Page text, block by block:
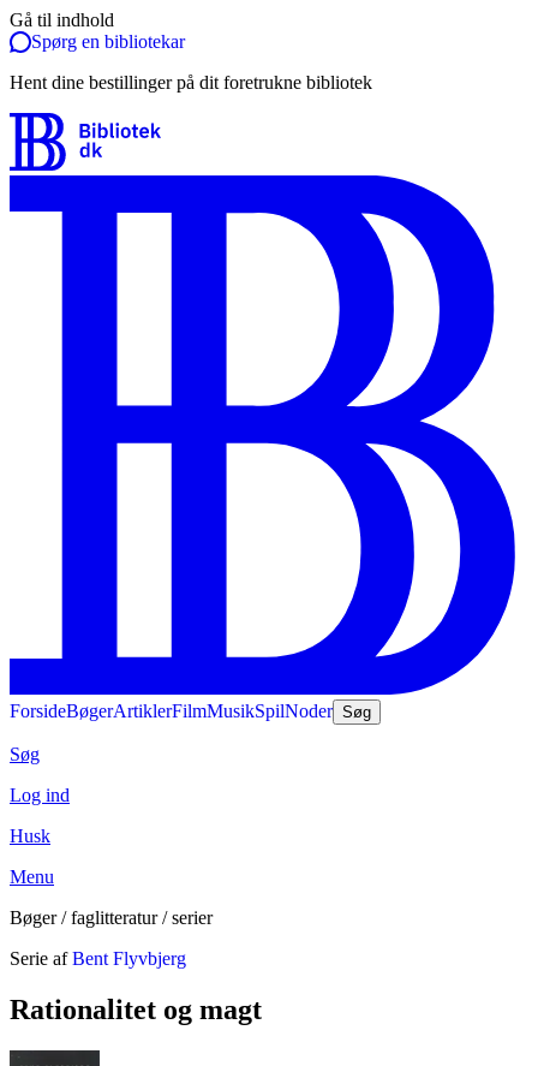
Gå til indhold
Spørg en bibliotekar
Hent dine bestillinger på dit foretrukne bibliotek
ForsideBøgerArtiklerFilmMusikSpilNoder Søg
Søg
Log ind
Husk
Menu
Bøger / faglitteratur / serier
Serie af Bent Flyvbjerg
Rationalitet og magt